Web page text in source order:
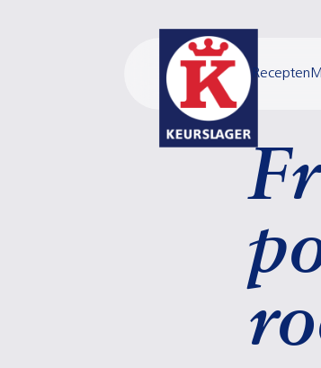
Recepten